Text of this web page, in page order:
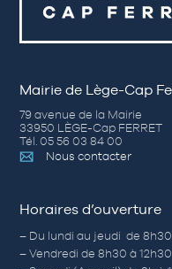
Mairie de Lège-Cap
79 avenue de la Mairie
33950 LÈGE-Cap FERRET
Tél. 05 56 03 84 00
Nous contacter
Horaires d’ouverture
– Du lundi au jeudi de
– Vendredi de 8h30 à